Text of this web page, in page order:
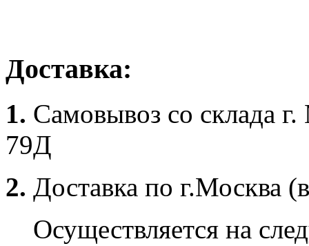
Доставка:
1. Самовывоз со склада
79Д
2. Доставка по г.Москва
Осуществляется на